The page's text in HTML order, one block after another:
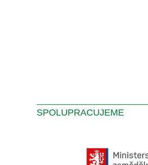
SPOLUPRACUJEME